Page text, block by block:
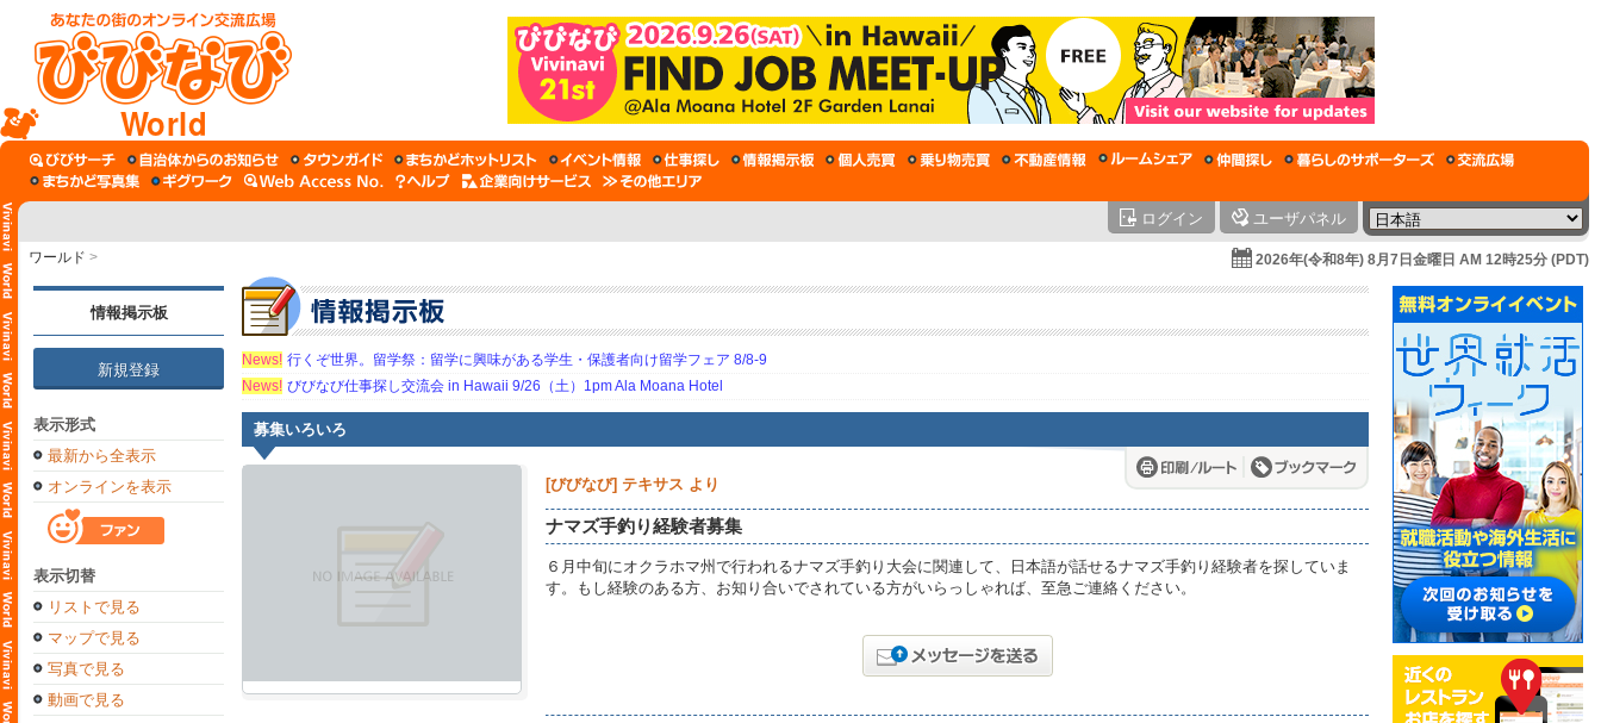
World
ログイン ユーザパネル
ワールド > 2026年(令和8年) 8月7日金曜日 AM 12時25分 (PDT)
情報掲示板
新規登録
表示形式
最新から全表示
オンラインを表示
表示切替
リストで見る
マップで見る
写真で見る
動画で見る
News! 行くぞ世界。留学祭：留学に興味がある学生・保護者向け留学フェア 8/8-9
News! びびなび仕事探し交流会 in Hawaii 9/26（土）1pm Ala Moana Hotel
募集いろいろ
[びびなび] テキサス より
ナマズ手釣り経験者募集
６月中旬にオクラホマ州で行われるナマズ手釣り大会に関連して、日本語が話せるナマズ手釣り経験者を探していま
す。もし経験のある方、お知り合いでされている方がいらっしゃれば、至急ご連絡ください。